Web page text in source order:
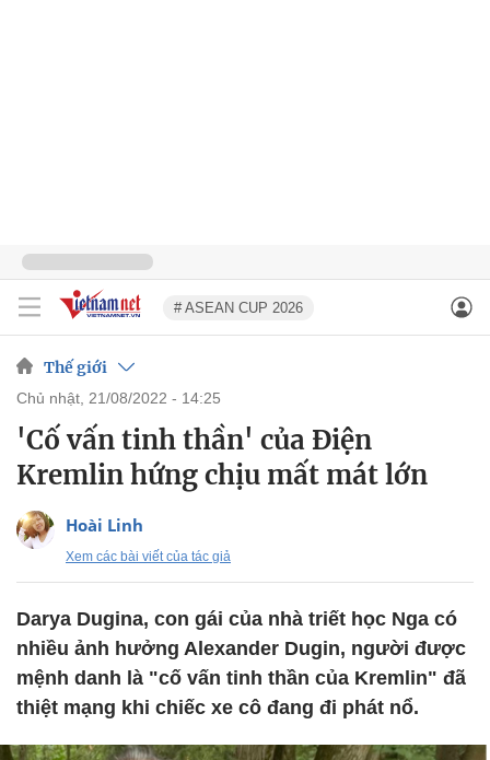
# ASEAN CUP 2026
Thế giới
chủ nhật, 21/08/2022 - 14:25
'Cố vấn tinh thần' của Điện
Kremlin hứng chịu mất mát lớn
Hoài Linh
Xem các bài viết của tác giả
Darya Dugina, con gái của nhà triết học Nga có
nhiều ảnh hưởng Alexander Dugin, người được
mệnh danh là "cố vấn tinh thần của Kremlin" đã
thiệt mạng khi chiếc xe cô đang đi phát nổ.